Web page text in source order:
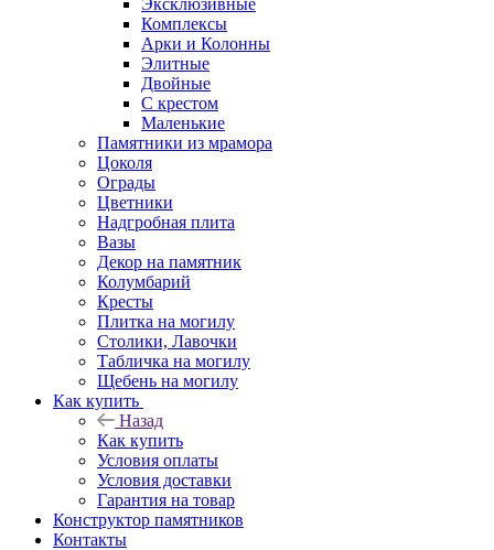
Эксклюзивные
Комплексы
Арки и Колонны
Элитные
Двойные
С крестом
Маленькие
Памятники из мрамора
Цоколя
Ограды
Цветники
Надгробная плита
Вазы
Декор на памятник
Колумбарий
Кресты
Плитка на могилу
Столики, Лавочки
Табличка на могилу
Щебень на могилу
Как купить
Назад
Как купить
Условия оплаты
Условия доставки
Гарантия на товар
Конструктор памятников
Контакты